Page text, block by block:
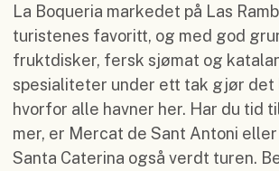
La Boqueria markedet på Las
turistenes favoritt, og med god
fruktdisker, fersk sjømat og
spesialiteter under ett tak gjør det
hvorfor alle havner her. Har du tid
mer, er Mercat de Sant Antoni
Santa Caterina også verdt turen.